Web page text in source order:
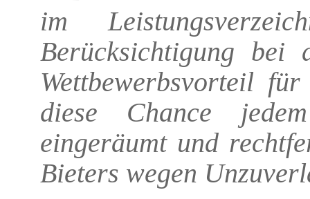
im
Berücksichtigung
Wettbewerbsvorteil
diese Chance
eingeräumt und
Bieters wegen